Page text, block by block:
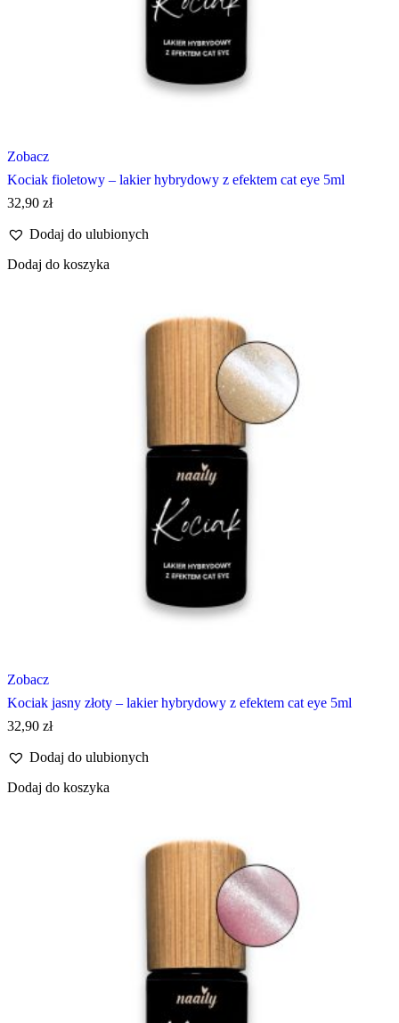
Zobacz
Kociak fioletowy – lakier hybrydowy z efektem cat eye 5ml
32,90 zł
Dodaj do ulubionych
Dodaj do koszyka
Zobacz
Kociak jasny złoty – lakier hybrydowy z efektem cat eye 5ml
32,90 zł
Dodaj do ulubionych
Dodaj do koszyka